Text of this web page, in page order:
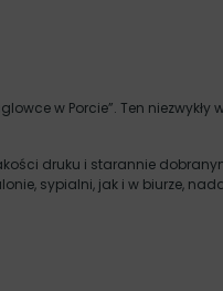
w Porcie”. Ten niezwykły
druku i starannie
sypialni, jak i w biurze,